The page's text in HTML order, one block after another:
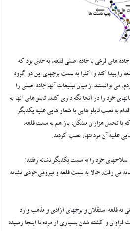
های فرعی با جاده اصلی قلعه، به حدی بود که
را پیدا کند و اکثرا به سمت برجهای این دو گروه
می توانستند از میان تبلیغات آنها جاده اصلی را
خود را در آنجا نگه داری کنند. تابلو های آنها به
به نصب تابلو هایی با شعار هایی علیه یکدیگر
با تحمل هزاران مشکل، باز هم به سمت قلعه،
علیه آن مرد تنها، نصب کردند.
سلاحهای خود را به سمت یکدیگر نشانه رفتند!
می رفت، حالا به سمت قلعه و نیروهی خودی نشانه
به قلعه استقلال و برجهای آزادی و مذهب وارد
فراوان و کشته شدن بسیاری از مردم تا اینجا رسیده